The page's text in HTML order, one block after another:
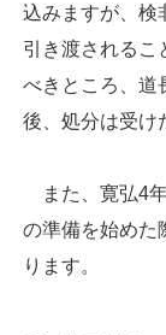
込みますが、検
引き渡されるこ
べきところ、道
後、処分は受け
また、寛弘4
の準備を始めた
ります。